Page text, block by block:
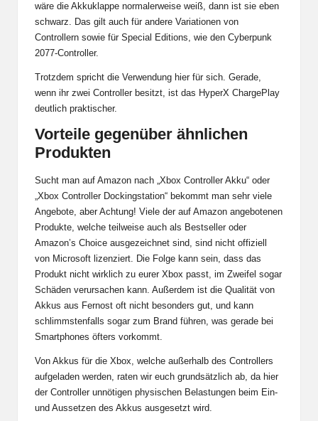
wäre die Akkuklappe normalerweise weiß, dann ist sie eben
schwarz. Das gilt auch für andere Variationen von
Controllern sowie für Special Editions, wie den Cyberpunk
2077-Controller.
Trotzdem spricht die Verwendung hier für sich. Gerade,
wenn ihr zwei Controller besitzt, ist das HyperX ChargePlay
deutlich praktischer.
Vorteile gegenüber ähnlichen
Produkten
Sucht man auf Amazon nach „Xbox Controller Akku“ oder
„Xbox Controller Dockingstation“ bekommt man sehr viele
Angebote, aber Achtung! Viele der auf Amazon angebotenen
Produkte, welche teilweise auch als Bestseller oder
Amazon’s Choice ausgezeichnet sind, sind nicht offiziell
von Microsoft lizenziert. Die Folge kann sein, dass das
Produkt nicht wirklich zu eurer Xbox passt, im Zweifel sogar
Schäden verursachen kann. Außerdem ist die Qualität von
Akkus aus Fernost oft nicht besonders gut, und kann
schlimmstenfalls sogar zum Brand führen, was gerade bei
Smartphones öfters vorkommt.
Von Akkus für die Xbox, welche außerhalb des Controllers
aufgeladen werden, raten wir euch grundsätzlich ab, da hier
der Controller unnötigen physischen Belastungen beim Ein-
und Aussetzen des Akkus ausgesetzt wird.